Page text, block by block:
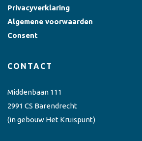
Privacyverklaring
Algemene voorwaarden
Consent
CONTACT
Middenbaan 111
2991 CS Barendrecht
(in gebouw Het Kruispunt)